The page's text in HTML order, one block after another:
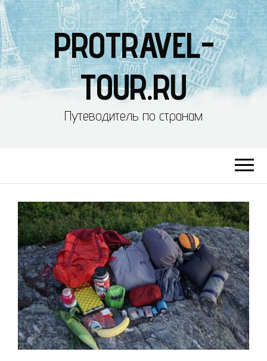
PROTRAVEL-
TOUR.RU
Путеводитель по странам